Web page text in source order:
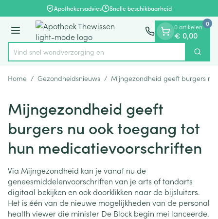
Ga naar de inhoudApothekersadvies Snelle beschikbaarheid
Menu
Product, merk, categorie...
Vind snel wondverzorgi Zoek
0 artikelen
€ 0,00
0
Home / Gezondheidsnieuws / Mijngezondheid geeft burgers
Mijngezondheid geeft
burgers nu ook toegang tot
hun medicatievoorschriften
Via Mijngezondheid kan je vanaf nu de
geneesmiddelenvoorschriften van je arts of tandarts
digitaal bekijken en ook doorklikken naar de bijsluiters.
Het is één van de nieuwe mogelijkheden van de personal
health viewer die minister De Block begin mei lanceerde.